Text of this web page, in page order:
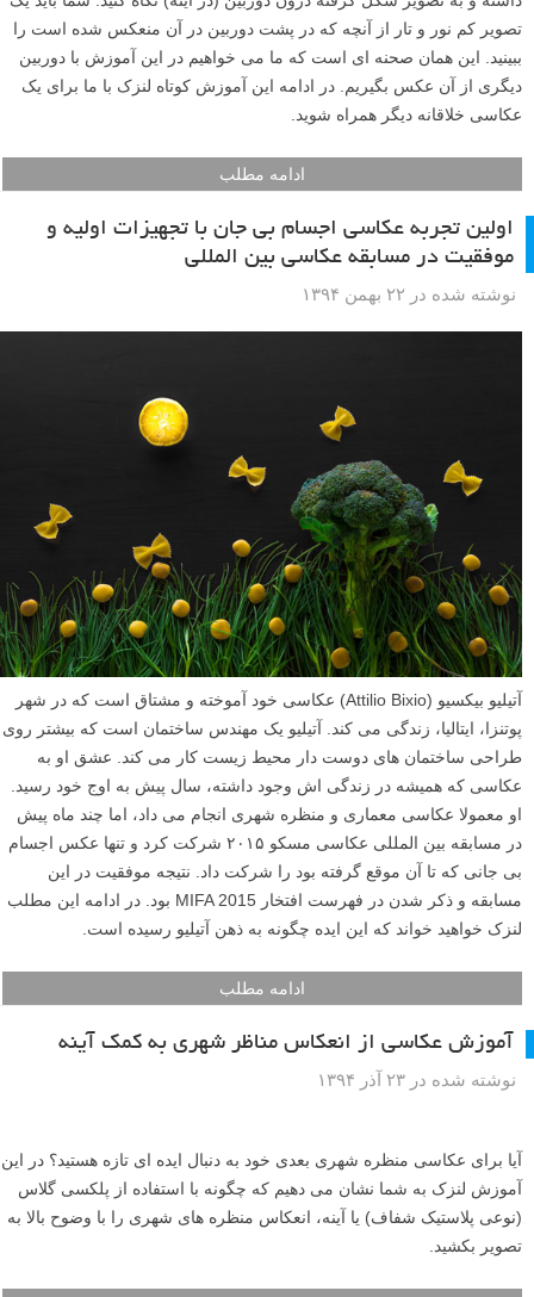
تصویر کم نور و تار از آنچه که در پشت دوربین در آن منعکس شده است را
ببینید. این همان صحنه ای است که ما می خواهیم در این آموزش با دوربین
دیگری از آن عکس بگیریم. در ادامه این آموزش کوتاه لنزک با ما برای یک
عکاسی خلاقانه دیگر همراه شوید.
ادامه مطلب
اولین تجربه عکاسی اجسام بی جان با تجهیزات اولیه و
موفقیت در مسابقه عکاسی بین المللی
نوشته شده در ۲۲ بهمن ۱۳۹۴
آتیلیو بیکسیو (Attilio Bixio) عکاسی خود آموخته و مشتاق است که در شهر
پوتنزا، ایتالیا، زندگی می کند. آتیلیو یک مهندس ساختمان است که بیشتر روی
طراحی ساختمان های دوست دار محیط زیست کار می کند. عشق او به
عکاسی که همیشه در زندگی اش وجود داشته، سال پیش به اوج خود رسید.
او معمولا عکاسی معماری و منظره شهری انجام می داد، اما چند ماه پیش
در مسابقه بین المللی عکاسی مسکو ۲۰۱۵ شرکت کرد و تنها عکس اجسام
بی جانی که تا آن موقع گرفته بود را شرکت داد. نتیجه موفقیت در این
مسابقه و ذکر شدن در فهرست افتخار MIFA 2015 بود. در ادامه این مطلب
لنزک خواهید خواند که این ایده چگونه به ذهن آتیلیو رسیده است.
ادامه مطلب
آموزش عکاسی از انعکاس مناظر شهری به کمک آینه
نوشته شده در ۲۳ آذر ۱۳۹۴